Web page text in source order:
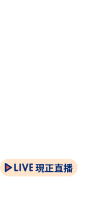
現正直播